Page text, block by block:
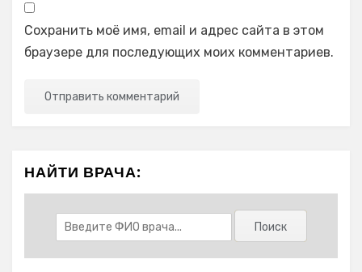
Сохранить моё имя, email и адрес сайта в этом
браузере для последующих моих комментариев.
НАЙТИ ВРАЧА: